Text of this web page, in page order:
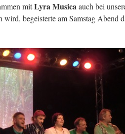
mitLyra Musicaauch bei
begeisterte am Samstag Abend